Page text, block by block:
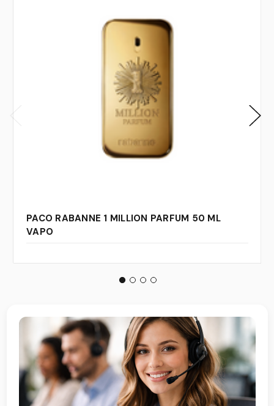
PACO RABANNE 1 MILLION PARFUM 50 ML
VAPO